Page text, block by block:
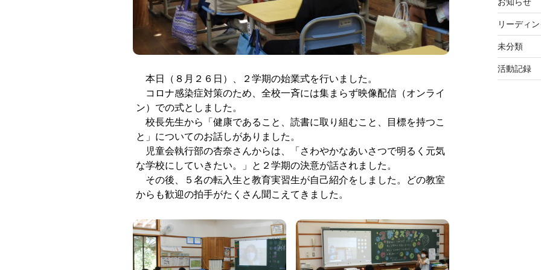
本日（８月２６日）、２学期の始業式を行いました。
コロナ感染症対策のため、全校一斉には集まらず映像配信（オンライ
ン）での式としました。
校長先生から「健康であること、読書に取り組むこと、目標を持つこ
と」についてのお話しがありました。
児童会執行部の杏奈さんからは、「さわやかなあいさつで明るく元気
な学校にしていきたい。」と２学期の決意が話されました。
その後、５名の転入生と教育実習生が自己紹介をしました。どの教室
からも歓迎の拍手がたくさん聞こえてきました。
リーディ
未分類
活動記録